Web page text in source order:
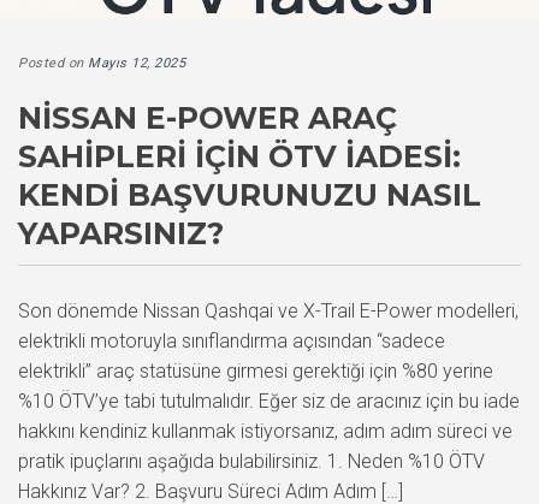
Posted on Mayıs 12, 2025
NISSAN E-POWER ARAÇ
SAHIPLERI İÇIN ÖTV İADESI:
KENDI BAŞVURUNUZU NASIL
YAPARSINIZ?
Son dönemde Nissan Qashqai ve X-Trail E-Power modelleri,
elektrikli motoruyla sınıflandırma açısından “sadece
elektrikli” araç statüsüne girmesi gerektiği için %80 yerine
%10 ÖTV’ye tabi tutulmalıdır. Eğer siz de aracınız için bu iade
hakkını kendiniz kullanmak istiyorsanız, adım adım süreci ve
pratik ipuçlarını aşağıda bulabilirsiniz. 1. Neden %10 ÖTV
Hakkınız Var? 2. Başvuru Süreci Adım Adım […]